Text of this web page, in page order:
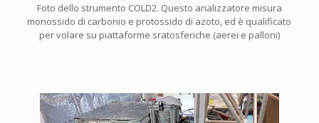
Foto dello strumento COLD2. Questo analizzatore misura
monossido di carbonio e protossido di azoto, ed è qualificato
per volare su piattaforme sratosferiche (aerei e palloni)